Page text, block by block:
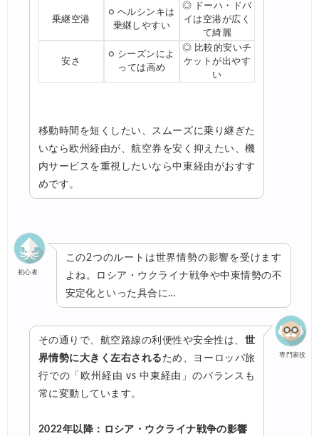
乗継空港
○ ヘルシンキは
乗継しやすい
◎ ドーハ・ドバ
イは空港が広く
て綺麗
安さ
○ シーズンによ
っては高め
◎ 比較的安いチ
ケットが出やす
い
移動時間を短くしたい、スムーズに乗り継ぎた
いなら欧州経由が、航空券を安く抑えたい、機
内サービスを重視したいなら中東経由がおすす
めです。
初心者
この2つのルートは世界情勢の影響を受けます
よね。ロシア・ウクライナ戦争や中東情勢の不
安定化といった具合に...
専門家役
その通りで、航空路線の利便性や安全性は、 世
界情勢に大きく左右される ため、ヨーロッパ旅
行での「欧州経由 vs 中東経由」のバランスも
常に変動しています。
2022年以降：ロシア・ウクライナ戦争の影響